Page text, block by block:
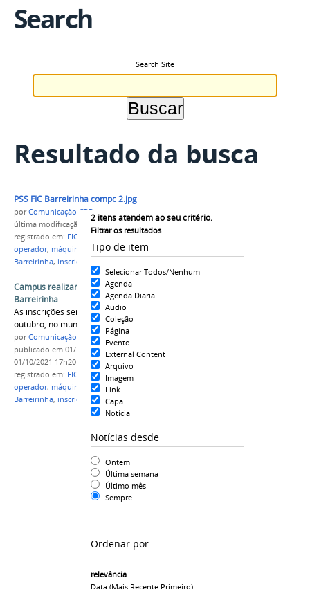
Search
Search Site
Resultado da busca
2 itens atendem ao seu critério.
Filtrar os resultados
Tipo de item
Selecionar Todos/Nenhum
Agenda
Agenda Diaria
Audio
Coleção
Página
Evento
External Content
Arquivo
Imagem
Link
Capa
Notícia
Notícias desde
Ontem
Última semana
Último mês
Sempre
Ordenar por
relevância
Data (mais Recente Primeiro)
PSS FIC Barreirinha compc 2.jpg
porComunicação CPR
última modificação
em 01/10/2021 17h19
registrado em: FIC beneficiamento,pescado
operador, máquinas agrícolas,campus Parintins
Barreirinha, inscriçõ
Campus realizará cursos FIC no município de
Barreirinha
As inscrições serão presenciais no dia 14 de
outubro, no muncípio de Barreirinha.
porComunicação CPR
publicado em 01/10/2021 última modificação
01/10/2021 17h20
registrado em: FIC beneficiamento
operador, máquinas agrícolas,
Barreirinha, inscriçõ